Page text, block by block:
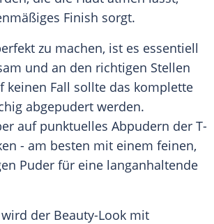
Finish sorgt.
zu machen, ist es essentiell
und an den richtigen Stellen
keinen Fall sollte das komplette
abgepudert werden.
auf punktuelles Abpudern der T-
- am besten mit einem feinen,
Puder für eine langanhaltende
der Beauty-Look mit